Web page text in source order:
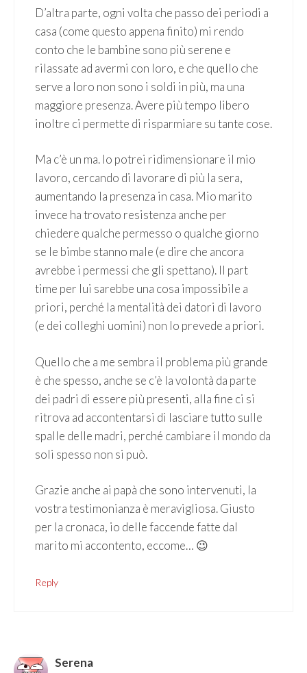
D’altra parte, ogni volta che passo dei periodi a
casa (come questo appena finito) mi rendo
conto che le bambine sono più serene e
rilassate ad avermi con loro, e che quello che
serve a loro non sono i soldi in più, ma una
maggiore presenza. Avere più tempo libero
inoltre ci permette di risparmiare su tante cose.
Ma c’è un ma. Io potrei ridimensionare il mio
lavoro, cercando di lavorare di più la sera,
aumentando la presenza in casa. Mio marito
invece ha trovato resistenza anche per
chiedere qualche permesso o qualche giorno
se le bimbe stanno male (e dire che ancora
avrebbe i permessi che gli spettano). Il part
time per lui sarebbe una cosa impossibile a
priori, perché la mentalità dei datori di lavoro
(e dei colleghi uomini) non lo prevede a priori.
Quello che a me sembra il problema più grande
è che spesso, anche se c’è la volontà da parte
dei padri di essere più presenti, alla fine ci si
ritrova ad accontentarsi di lasciare tutto sulle
spalle delle madri, perché cambiare il mondo da
soli spesso non si può.
Grazie anche ai papà che sono intervenuti, la
vostra testimonianza è meravigliosa. Giusto
per la cronaca, io delle faccende fatte dal
marito mi accontento, eccome… 😉
Reply
Serena